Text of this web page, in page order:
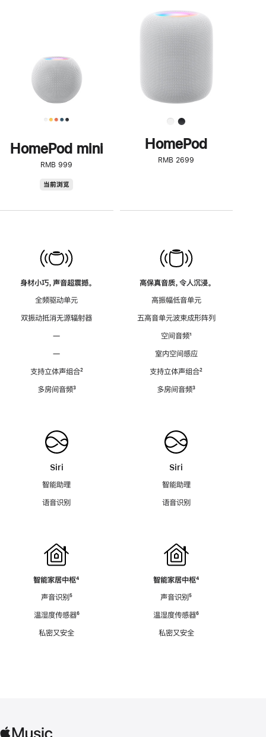
HomePod mini
RMB 999
当前浏览
身材小巧，声音超震撼。
全频驱动单元
双振动抵消无源辐射器
—
—
支持立体声组合脚
²
多房间音频脚
³
Siri
智能助理
语音识别
智能家居中枢脚
⁴
声音识别脚
⁵
温湿度传感器脚
⁶
私密又安全
步
了
解
HomePod<
HomePod
RMB 2699
高保真音质，令人沉浸。
高振幅低音单元
五高音单元波束成形阵列
空间音频脚
¹
室内空间感应
支持立体声组合脚
²
多房间音频脚
³
Siri
智能助理
语音识别
智能家居中枢脚
⁴
声音识别脚
⁵
温湿度传感器脚
⁶
私密又安全